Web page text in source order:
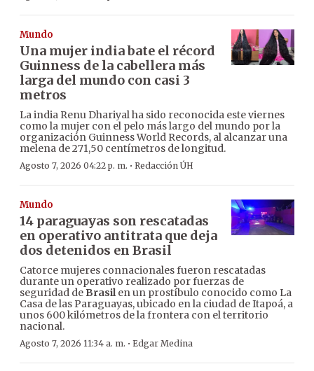
Mundo
Una mujer india bate el récord
Guinness de la cabellera más
larga del mundo con casi 3
metros
La india Renu Dhariyal ha sido reconocida este viernes
como la mujer con el pelo más largo del mundo por la
organización Guinness World Records, al alcanzar una
melena de 271,50 centímetros de longitud.
Agosto 7, 2026 04:22 p. m. · Redacción ÚH
Mundo
14 paraguayas son rescatadas
en operativo antitrata que deja
dos detenidos en Brasil
Catorce mujeres connacionales fueron rescatadas
durante un operativo realizado por fuerzas de
seguridad de Brasilen un prostíbulo conocido como La
Casa de las Paraguayas, ubicado en la ciudad de Itapoá, a
unos 600 kilómetros de la frontera con el territorio
nacional.
Agosto 7, 2026 11:34 a. m. · Edgar Medina